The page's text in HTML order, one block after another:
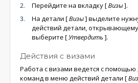
Перейдите на вкладку[Визы].
На детали [Визы] выделите
действий детали,
выберите [Утвердить ].
Действия с визами
Работа с визами ведется с
команд в меню действий детали [